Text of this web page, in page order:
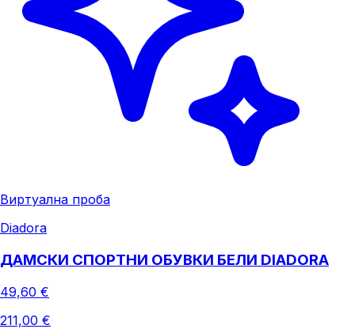
Виртуална проба
Diadora
ДАМСКИ СПОРТНИ ОБУВКИ БЕЛИ DIADORA
49,60 €
211,00 €